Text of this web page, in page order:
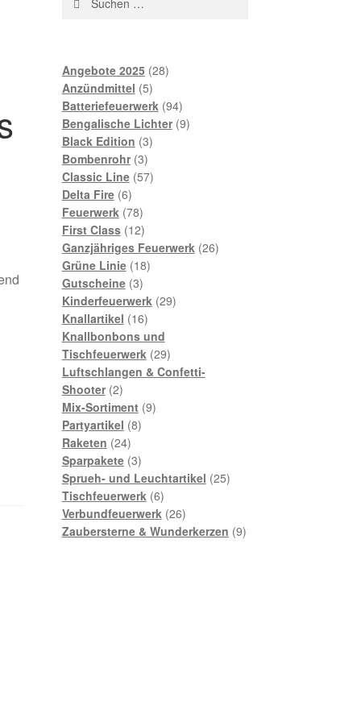
nach:
Angebote 2025 2828
Anzündmittel 55
Produkte
Batteriefeuerwerk 9494
Produkte
Bengalische Lichter 99
Black Edition 33
Bombenrohr 33
Produkte
Classic Line 5757
Delta Fire 66
Produkte
Feuerwerk 7878
Produkte
First Class 1212
Produkte
Ganzjähriges Feuerwerk 2626
Grüne Linie 1818
Gutscheine 33
Produkte
Kinderfeuerwerk 2929
Knallartikel 1616
Produkte
Knallbonbons und
Tischfeuerwerk 2929
Produkte
Luftschlangen & Confetti-
Shooter 22
Produkte
Mix-Sortiment 99
Partyartikel 88
Raketen 2424
Produkte
Sparpakete 33
Produkte
Sprueh- und Leuchtartikel 2525
Tischfeuerwerk 66
Produkte
Verbundfeuerwerk 2626
Produkte
Zaubersterne & Wunderkerzen 99